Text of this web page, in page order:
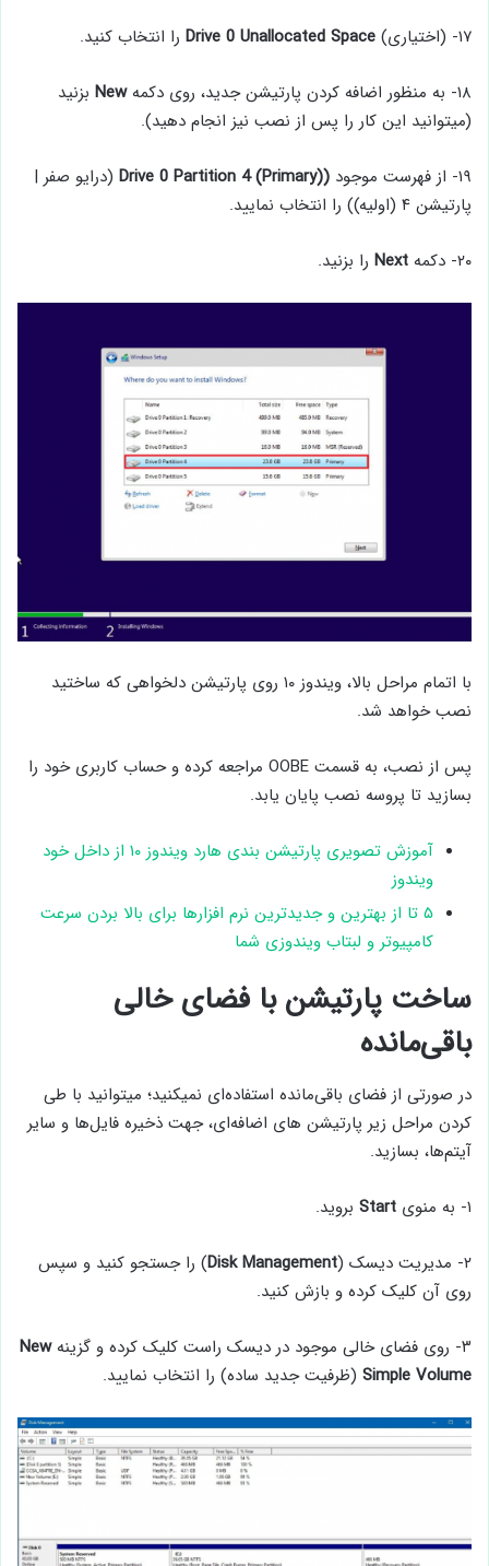
۱۷- (اختیاری) Drive 0 Unallocated Space را انتخاب کنید.
۱۸- به منظور اضافه کردن پارتیشن جدید، روی دکمه New بزنید
(میتوانید این کار را پس از نصب نیز انجام دهید).
۱۹- از فهرست موجود (Drive 0 Partition 4 (Primary)
(درایو صفر |
پارتیشن ۴ (اولیه)) را انتخاب نمایید.
۲۰- دکمه Next را بزنید.
با اتمام مراحل بالا، ویندوز ۱۰ روی پارتیشن دلخواهی که ساختید
نصب خواهد شد.
پس از نصب، به قسمت OOBE مراجعه کرده و حساب کاربری خود را
بسازید تا پروسه نصب پایان یابد.
آموزش تصویری پارتیشن بندی هارد ویندوز ۱۰ از داخل خود
ویندوز
۵ تا از بهترین و جدیدترین نرم افزارها برای بالا بردن سرعت
کامپیوتر و لبتاب ویندوزی شما
ساخت پارتیشن با فضای خالی
باقی‌مانده
در صورتی از فضای‌ باقی‌مانده استفاده‌ای نمیکنید؛ میتوانید با طی
کردن مراحل زیر پارتیشن های اضافه‌ای، جهت ذخیره فایل‌ها و سایر
آیتم‌ها، بسازید.
۱- به منوی Start بروید.
۲- مدیریت دیسک ( Disk Management
) را جستجو کنید و سپس
روی آن کلیک کرده و بازش کنید.
۳- روی فضای خالی موجود در دیسک راست کلیک کرده و گزینه
New
Simple Volume (ظرفیت جدید ساده) را انتخاب نمایید.